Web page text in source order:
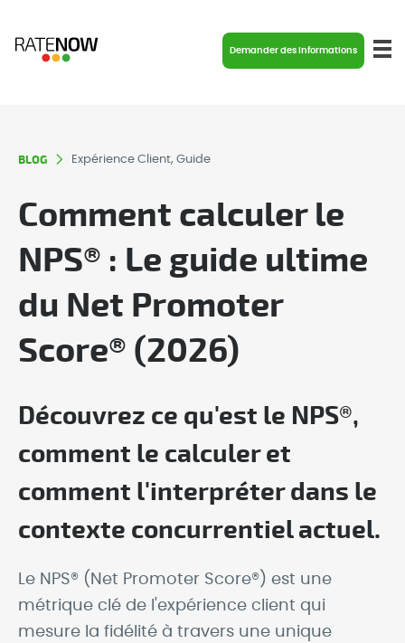
Demander des informations
BLOG Expérience Client, Guide
Comment calculer le
NPS® : Le guide ultime
du Net Promoter
Score® (2026)
Découvrez ce qu'est le NPS®,
comment le calculer et
comment l'interpréter dans le
contexte concurrentiel actuel.
Le NPS® (Net Promoter Score®) est une
métrique clé de l'expérience client qui
mesure la fidélité à travers une unique